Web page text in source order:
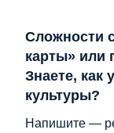
Сложности
карты» или
Знаете, как
культуры?
Напишите —